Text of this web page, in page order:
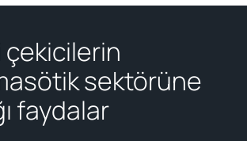
çekicilerin
sektörüne
faydalar